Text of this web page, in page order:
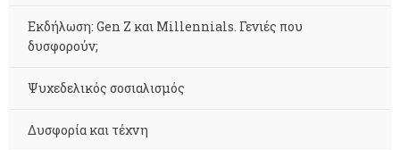
Εκδήλωση: Gen Z και Millennials. Γενιές που
δυσφορούν;
Ψυχεδελικός σοσιαλισμός
Δυσφορία και τέχνη